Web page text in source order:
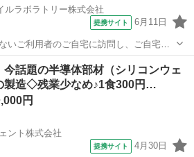
ルラボラトリー株式会社
提携サイト 6月11日
いご利用者のご自宅に訪問し、ご自宅で
メインの訪問介護のお仕事です。もちろ
...
駅 介護
今話題の半導体部材（シリコンウェ
製造◇残業少なめ♪1食300円…
円
ント株式会社
提携サイト 4月30日